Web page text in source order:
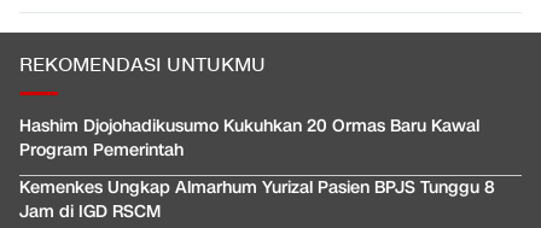
REKOMENDASI UNTUKMU
Hashim Djojohadikusumo Kukuhkan 20 Ormas Baru Kawal
Program Pemerintah
Kemenkes Ungkap Almarhum Yurizal Pasien BPJS Tunggu 8
Jam di IGD RSCM